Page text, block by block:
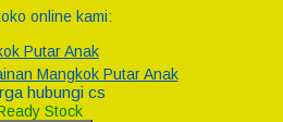
online kami:
Mangkok Putar Anak
hubungi cs
Stock